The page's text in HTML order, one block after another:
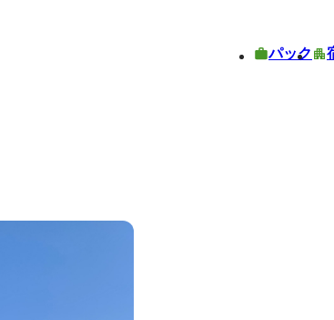
パック